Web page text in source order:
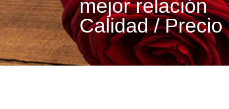
mejor relación
Calidad / Precio